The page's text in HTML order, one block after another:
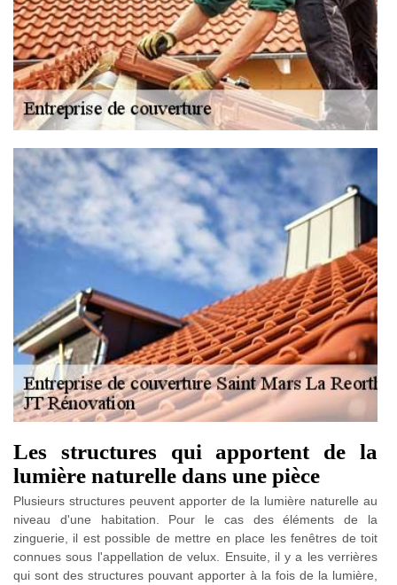
Les structures qui apportent de la
lumière naturelle dans une pièce
Plusieurs structures peuvent apporter de la lumière naturelle au
niveau d'une habitation. Pour le cas des éléments de la
zinguerie, il est possible de mettre en place les fenêtres de toit
connues sous l'appellation de velux. Ensuite, il y a les verrières
qui sont des structures pouvant apporter à la fois de la lumière,